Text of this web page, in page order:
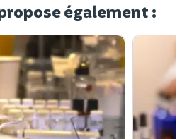
également :